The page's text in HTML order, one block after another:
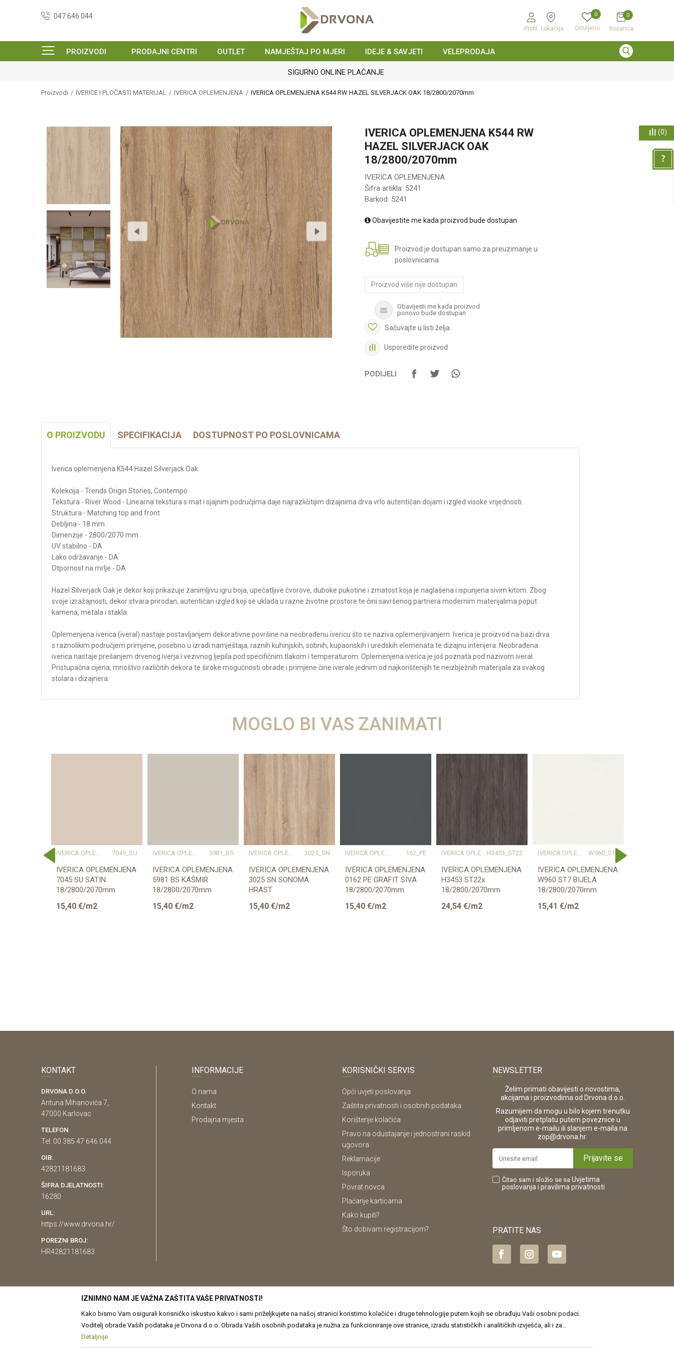
047 646 044
Profil Lokacija Omiljeno
0
Košarica
0
PROIZVODI PRODAJNI CENTRI OUTLET NAMJEŠTAJ PO MJERI IDEJE & SAVJETI VELEPRODAJA
SIGURNO ONLINE PLAĆANJE
Proizvodi IVERICE I PLOČASTI MATERIJAL IVERICA OPLEMENJENA IVERICA OPLEMENJENA K544 RW HAZEL SILVERJACK OAK 18/2800/2070mm
IVERICA OPLEMENJENA K544 RW
HAZEL SILVERJACK OAK
18/2800/2070mm
IVERICA OPLEMENJENA
Šifra artikla: 5241
Barkod: 5241
Obavijestite me kada proizvod bude dostupan
Proizvod je dostupan samo za preuzimanje u
poslovnicama
Proizvod više nije dostupan
Obavijesti me kada proizvod
ponovo bude dostupan
Sačuvajte u listi želja
Usporedite proizvod
PODIJELI
O PROIZVODU SPECIFIKACIJA DOSTUPNOST PO POSLOVNICAMA
Iverica oplemenjena K544 Hazel Silverjack Oak
Kolekcija - Trends Origin Stories, Contempo
Tekstura - River Wood - Linearna tekstura s mat i sjajnim područjima daje najrazličitijim dizajnima drva vrlo autentičan dojam i izgled visoke vrijednosti.
Struktura - Matching top and front
Debljina - 18 mm
Dimenzije - 2800/2070 mm
UV stabilno - DA
Lako održavanje - DA
Otpornost na mrlje - DA
Hazel Silverjack Oak je dekor koji prikazuje zanimljivu igru boja, upečatljive čvorove, duboke pukotine i zrnatost koja je naglašena i ispunjena sivim kitom. Zbog
svoje izražajnosti, dekor stvara prirodan, autentičan izgled koji se uklada u razne životne prostore te čini savršenog partnera modernim materijalima poput
kamena, metala i stakla.
Oplemenjena iverica (iveral) nastaje postavljanjem dekorativne površine na neobrađenu ivericu što se naziva oplemenjivanjem. Iverica je proizvod na bazi drva
s raznolikim područjem primjene, posebno u izradi namještaja, raznih kuhinjskih, sobnih, kupaonskih i uredskih elemenata te dizajnu interijera. Neobrađena
iverica nastaje prešanjem drvenog iverja i vezivnog ljepila pod specifičnim tlakom i temperaturom. Oplemenjena iverica je još poznata pod nazivom iveral.
Pristupačna cijena, mnoštvo različitih dekora te široke mogućnosti obrade i primjene čine iverale jednim od najkorištenijih te neizbježnih materijala za svakog
stolara i dizajnera.
IVERICA OPLEMENJENA
natur
2070
Naziv proizvođača
Kronospan
MOGLO BI VAS ZANIMATI
IVERICA OPLEMENJENA 7045_SU
IVERICA OPLEMENJENA
7045 SU SATIN
18/2800/2070mm
15,40 €/m2
IVERICA OPLEMENJENA 5981_BS
IVERICA OPLEMENJENA
5981 BS KAŠMIR
18/2800/2070mm
15,40 €/m2
IVERICA OPLEMENJENA 3025_SN
IVERICA OPLEMENJENA
3025 SN SONOMA
HRAST
15,40 €/m2
IVERICA OPLEMENJENA 162_PE
IVERICA OPLEMENJENA
0162 PE GRAFIT SIVA
18/2800/2070mm
15,40 €/m2
IVERICA OPLEMENJENA H3453_ST22
IVERICA OPLEMENJENA
H3453 ST22x
18/2800/2070mm
24,54 €/m2
IVERICA OPLEMENJENA W960_ST7
IVERICA OPLEMENJENA
W960 ST7 BIJELA
18/2800/2070mm
15,41 €/m2
(0)
KONTAKT
DRVONA D.O.O.
Antuna Mihanovića 7,
47000 Karlovac
TELEFON
Tel: 00 385 47 646 044
OIB:
42821181683
ŠIFRA DJELATNOSTI:
16280
URL:
https://www.drvona.hr/
POREZNI BROJ:
HR42821181683
INFORMACIJE
O nama
Kontakt
Prodajna mjesta
KORISNIČKI SERVIS
Opći uvjeti poslovanja
Zaštita privatnosti i osobnih podataka
Korištenje kolačića
Pravo na odustajanje i jednostrani raskid
ugovora
Reklamacije
Isporuka
Povrat novca
Plaćanje karticama
Kako kupiti?
Što dobivam registracijom?
NEWSLETTER
Želim primati obavijesti o novostima,
akcijama i proizvodima od Drvona d.o.o.
Razumijem da mogu u bilo kojem trenutku
odjaviti pretplatu putem poveznice u
primljenom e-mailu ili slanjem e-maila na
zop@drvona.hr.
Prijavite se
Čitao sam i složio se sa Uvjetima
poslovanja i pravilima privatnosti
PRATITE NAS
IZNIMNO NAM JE VAŽNA ZAŠTITA VAŠE PRIVATNOSTI!
Kako bismo Vam osigurali korisničko iskustvo kakvo i sami priželjkujete na našoj stranici koristimo kolačiće i druge tehnologije putem kojih se obrađuju Vaši osobni podaci.
Voditelj obrade Vaših podataka je Drvona d.o.o. Obrada Vaših osobnih podataka je nužna za funkcioniranje ove stranice, izradu statističkih i analitičkih izvješća, ali i za
prilagođavanje sadržaja Vama. Više o podacima koje obrađujemo kao i o Vašim pravima pročitajte u našim
Detaljnije